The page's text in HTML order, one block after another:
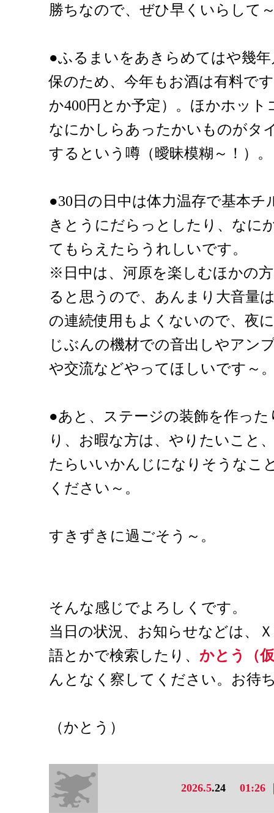
勝ちなので、ぜひ早くいらして
●ふるまいをあきらめてはや幾
保のため、今年もお酒は有料で
か400円とか予定）。ほかホッ
なにかしらあったかいものがタ
するという噂（曖昧模糊～！）。
●30日の日中は体力温存で基本
きとうにだらっとしたり、なに
てもらえたらうれしいです。
※日中は、河原を楽しむほかの
ると思うので、あんまり大音量
の連続使用もよくないので、夜
じぶんの機材での音出しやアン
や交流などやってほしいです～
●あと、ステージの装飾を作っ
り、お暇な方は、やりたいこと
たらいいかんじになりそうなこ
ください～。
すきずきに過ごそう～。
そんな感じでよろしくです。
当日の状況、お知らせなどは、
語とかで検索したり、 かとう（
んとなく察してください。お待
（かとう）
2026.5.24 01:26